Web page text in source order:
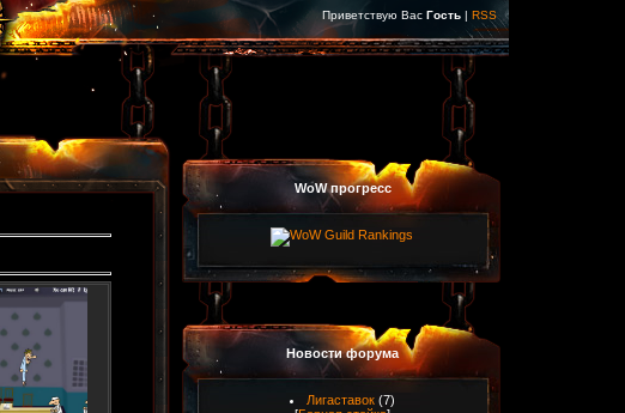
Приветствую Вас Гость | RSS
WoW прогресс
Новости форума
Лигаставок (7)